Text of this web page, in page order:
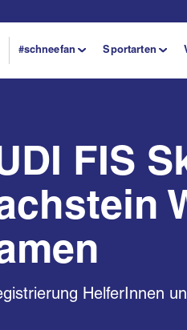
#schneefan Sportarten
FIS
HelferInnen